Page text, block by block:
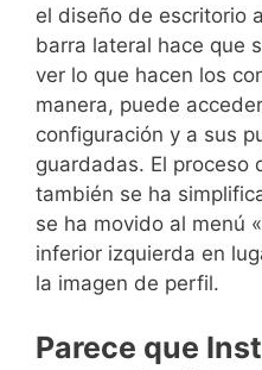
el diseño de escritorio
barra lateral hace que
ver lo que hacen los
manera, puede
configuración y a sus
guardadas. El proceso
también se ha
se ha movido al menú
inferior izquierda en
la imagen de perfil.
Parece que